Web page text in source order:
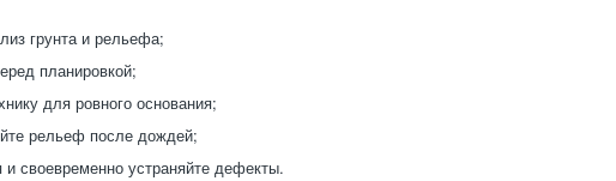
грунта и рельефа;
планировкой;
для ровного основания;
рельеф после дождей;
своевременно устраняйте дефекты.